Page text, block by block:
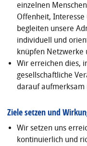
einzelnen
Offenheit, Interesse
begleiten unsere
individuell und
knüpfen Netzwerke
Wir erreichen dies,
gesellschaftliche
darauf aufmerksam
Ziele setzen und
Wir setzen uns
kontinuierlich und